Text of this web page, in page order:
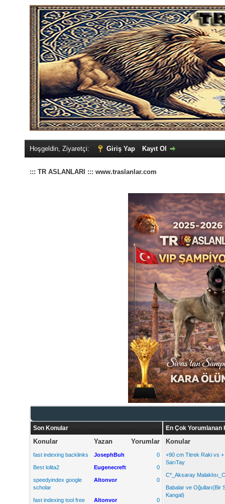
Hoşgeldin, Ziyaretçi: Giriş Yap Kayıt Ol
::: TR ASLANLARI ::: www.traslanlar.com
Son Konular
Konular Yazan Yorumlar
fast indexing backlinks JosephBuh 0
Best lolita2 Eugenecreft 0
speedyindex google
scholar
Altonvor 0
fast indexing tool free Altonvor 0
En Çok Yorumlanan
Konular
+90 cm Titrek Raki vs
SarıTay
C*_Aksaray
Babalar ve Oğulları(Bir
Kangal)